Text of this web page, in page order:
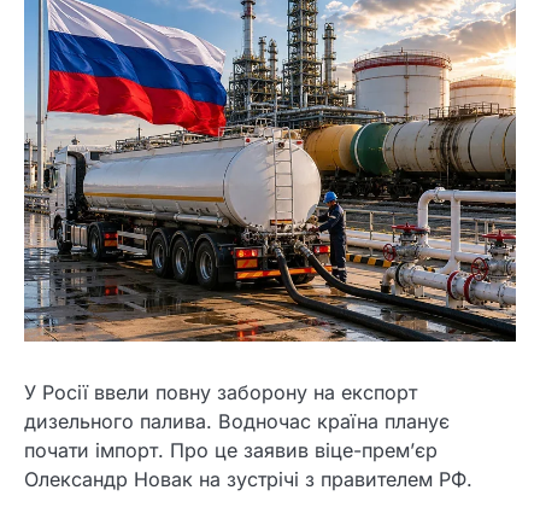
У Росії ввели повну заборону на експорт
дизельного палива. Водночас країна планує
почати імпорт. Про це заявив віце-прем’єр
Олександр Новак на зустрічі з правителем РФ.